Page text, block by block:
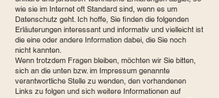
wie sie im Internet oft Standard sind, wenn es um
Datenschutz geht. Ich hoffe, Sie finden die folgenden
Erläuterungen interessant und informativ und vielleicht ist
die eine oder andere Information dabei, die Sie noch
nicht kannten.
Wenn trotzdem Fragen bleiben, möchten wir Sie bitten,
sich an die unten bzw. im Impressum genannte
verantwortliche Stelle zu wenden, den vorhandenen
Links zu folgen und sich weitere Informationen auf